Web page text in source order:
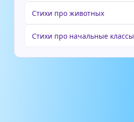
Стихи про животных
Стихи про начальные классы